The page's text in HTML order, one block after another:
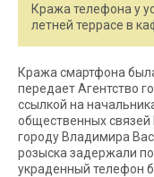
Кража телефона у
летней террасе в
Кража смартфона
передает Агентство
ссылкой на
общественных
городу Владимира
розыска задержали
украденный телефон